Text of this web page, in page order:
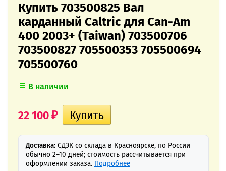
Купить 703500825 Вал
карданный Caltric для Can-Am
400 2003+ (Taiwan) 703500706
703500827 705500353 705500694
705500760
В наличии
22 100 ₽
Доставка: СДЭК со склада в Красноярске, по России
обычно 2–10 дней; стоимость рассчитывается при
оформлении заказа. Подробнее